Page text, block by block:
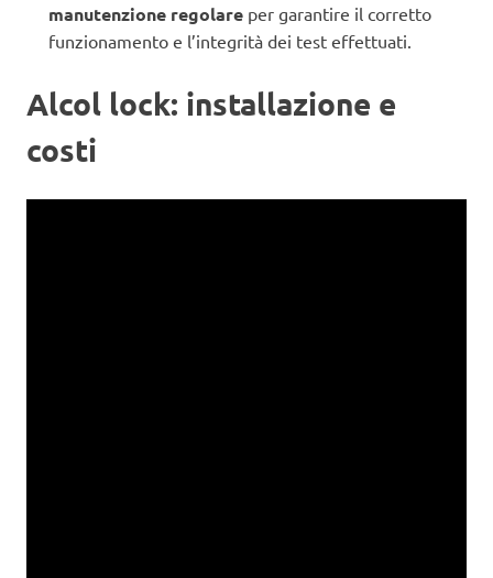
manutenzione regolare per garantire il corretto
funzionamento e l’integrità dei test effettuati.
Alcol lock: installazione e
costi